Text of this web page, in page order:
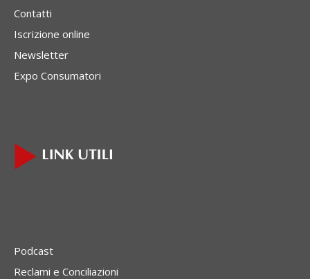
Contatti
Iscrizione online
Newsletter
Expo Consumatori
Podcast
Reclami e Conciliazioni